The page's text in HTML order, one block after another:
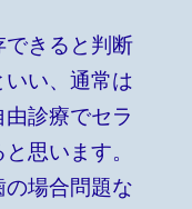
きると判断
い、通常は
診療でセラ
思います。
場合問題な